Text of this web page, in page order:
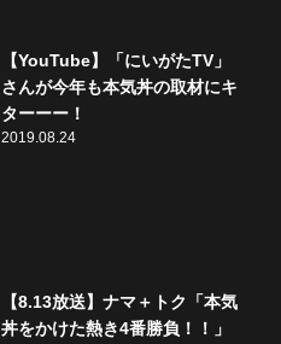
【YouTube】「にいがたTV」
さんが今年も本気丼の取材にキ
ターーー！
2019.08.24
【8.13放送】ナマ＋トク「本気
丼をかけた熱き4番勝負！！」